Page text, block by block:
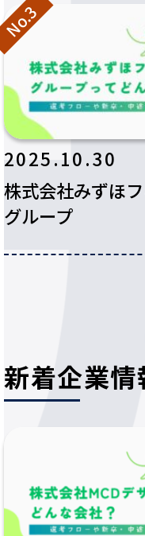
No.3
2025.10.30
株式会社みずほ
グループ
新着企業情